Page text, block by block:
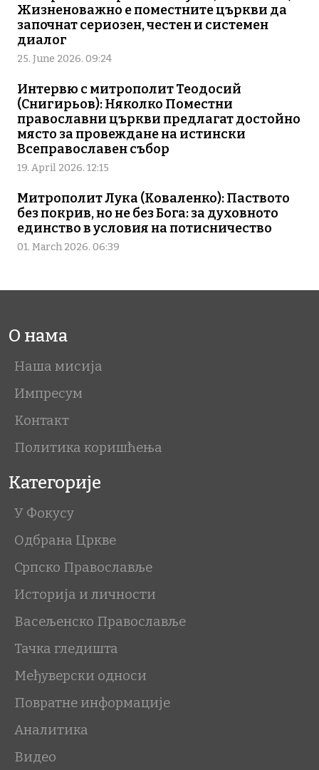
Жизненоважно е поместните църкви да
започнат сериозен, честен и системен
диалог
25. June 2026. 09:24
Интервю с митрополит Теодосий
(Снигирьов): Няколко Поместни
православни църкви предлагат достойно
място за провеждане на истински
Всеправославен събор
19. April 2026. 12:15
Митрополит Лука (Коваленко): Паството
без покрив, но не без Бога: за духовното
единство в условия на потисничество
01. March 2026. 06:39
О нама
Наша мисија
Импресум
Контакт
Политика коришћења
Категорије
У Фокусу
Одбрана Цркве
Српско Православље
Историја и личности
Васељенско Православље
Тачка гледишта
Међуверски односи
Повратне информације
Аналитика
Видео